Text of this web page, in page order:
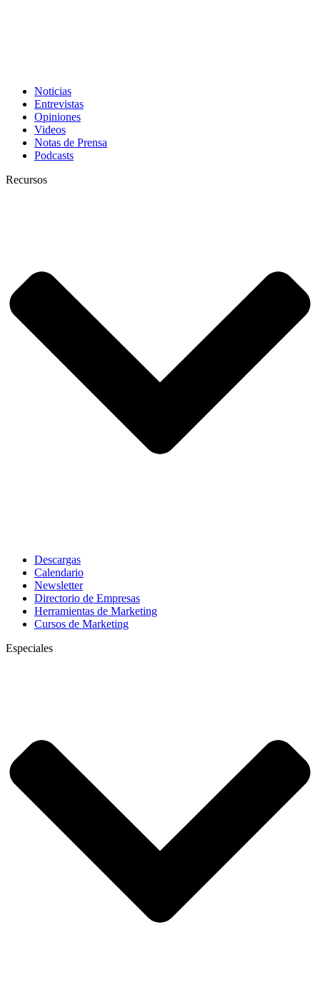
Noticias
Entrevistas
Opiniones
Videos
Notas de Prensa
Podcasts
Recursos
Descargas
Calendario
Newsletter
Directorio de Empresas
Herramientas de Marketing
Cursos de Marketing
Especiales